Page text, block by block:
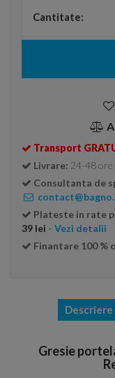
Cantitate:
Transport
Livrare: 24-48 ore
Consultanta de
Plateste in rate
39 lei - Vezi detalii
Finantare 100 %
Descriere
Gresie